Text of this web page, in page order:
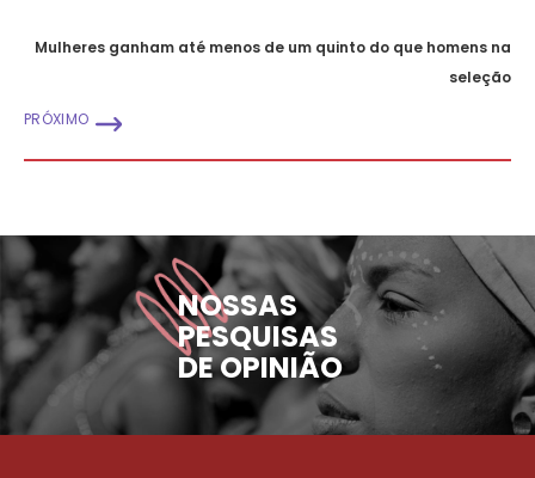
Mulheres ganham até menos de um quinto do que homens na
seleção
PRÓXIMO
NOSSAS
PESQUISAS
DE OPINIÃO